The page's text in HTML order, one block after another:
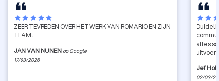
starstarstarstarstar
ZEER TEVREDEN OVER HET WERK VAN ROMARIO EN ZIJN
TEAM .
JAN VAN NUNEN op Google
17/03/2026
starstar
alles
Jef
02/03/